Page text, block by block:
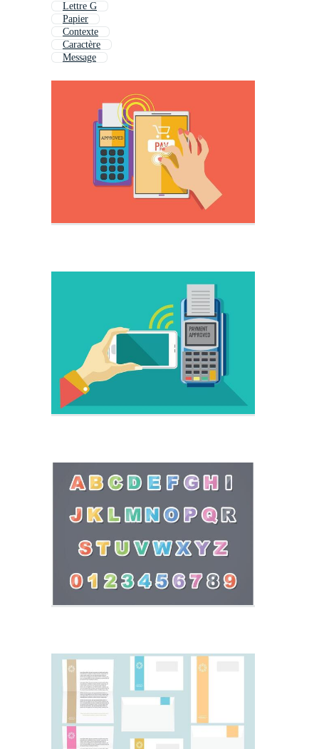
Lettre G
Papier
Contexte
Caractère
Message